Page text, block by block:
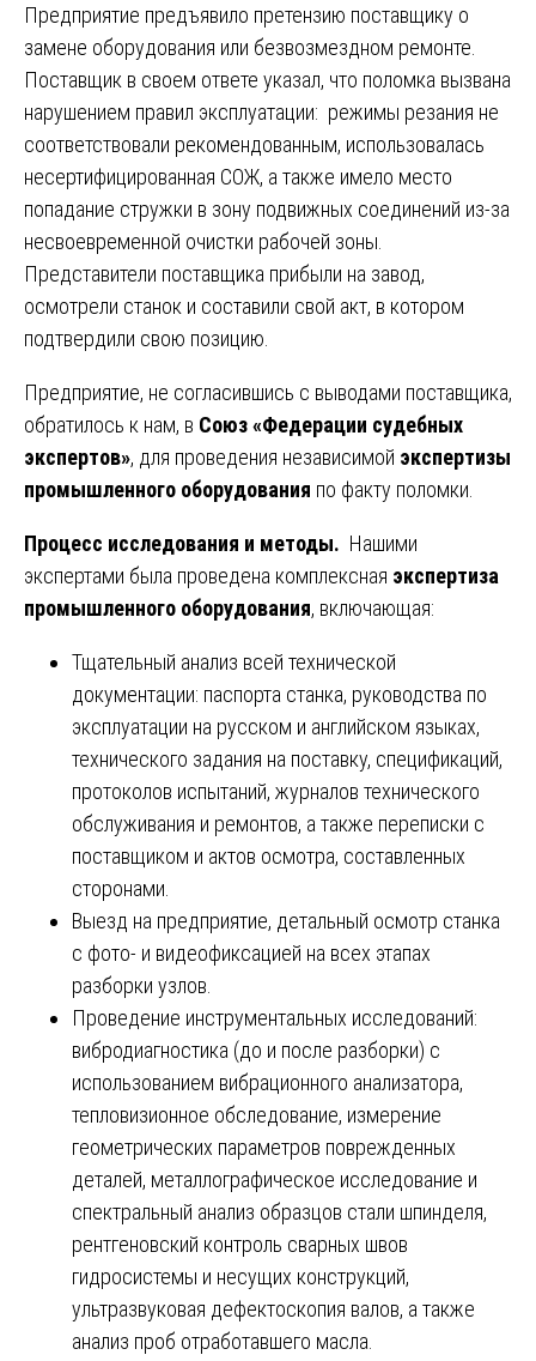
Предприятие предъявило претензию поставщику о
замене оборудования или безвозмездном ремонте.
Поставщик в своем ответе указал, что поломка вызвана
нарушением правил эксплуатации: режимы резания не
соответствовали рекомендованным, использовалась
несертифицированная СОЖ, а также имело место
попадание стружки в зону подвижных соединений из-за
несвоевременной очистки рабочей зоны.
Представители поставщика прибыли на завод,
осмотрели станок и составили свой акт, в котором
подтвердили свою позицию.
Предприятие, не согласившись с выводами поставщика,
обратилось к нам, в Союз «Федерации судебных
экспертов», для проведения независимой экспертизы
промышленного оборудования по факту поломки.
Процесс исследования и методы. Нашими
экспертами была проведена комплексная экспертиза
промышленного оборудования, включающая:
Тщательный анализ всей технической
документации: паспорта станка, руководства по
эксплуатации на русском и английском языках,
технического задания на поставку, спецификаций,
протоколов испытаний, журналов технического
обслуживания и ремонтов, а также переписки с
поставщиком и актов осмотра, составленных
сторонами.
Выезд на предприятие, детальный осмотр станка
с фото- и видеофиксацией на всех этапах
разборки узлов.
Проведение инструментальных исследований:
вибродиагностика (до и после разборки) с
использованием вибрационного анализатора,
тепловизионное обследование, измерение
геометрических параметров поврежденных
деталей, металлографическое исследование и
спектральный анализ образцов стали шпинделя,
рентгеновский контроль сварных швов
гидросистемы и несущих конструкций,
ультразвуковая дефектоскопия валов, а также
анализ проб отработавшего масла.